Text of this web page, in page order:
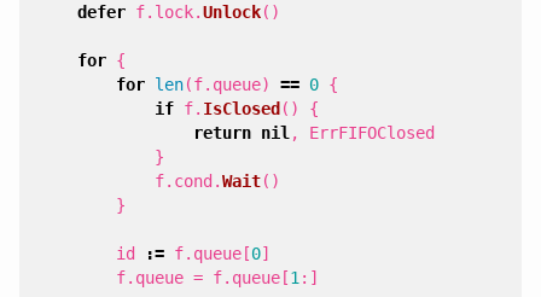
defer f. lock.Unlock()
for {
for len(f. queue) == 0 {
if f. IsClosed ()
{
return nil ,
ErrFIFOClosed
}
f. cond .Wait()
}
id := f. queue [0]
f. queue = f. queue [1 :]